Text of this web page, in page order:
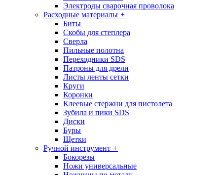
Электроды сварочная проволока
Расходные материалы +
Биты
Скобы для степлера
Сверла
Пильные полотна
Переходники SDS
Патроны для дрели
Листы ленты сетки
Круги
Коронки
Клеевые стержни для пистолета
Зубила и пики SDS
Диски
Буры
Щетки
Ручной инструмент +
Бокорезы
Ножи универсальные